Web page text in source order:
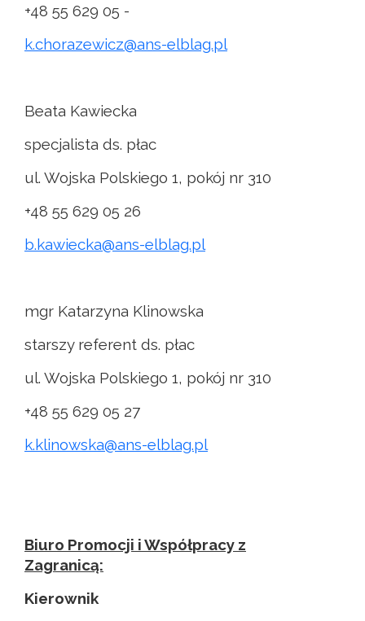
+48 55 629 05 -
k.chorazewicz@ans-elblag.pl
Beata Kawiecka
specjalista ds. płac
ul. Wojska Polskiego 1, pokój nr 310
+48 55 629 05 26
b.kawiecka@ans-elblag.pl
mgr Katarzyna Klinowska
starszy referent ds. płac
ul. Wojska Polskiego 1, pokój nr 310
+48 55 629 05 27
k.klinowska@ans-elblag.pl
Biuro Promocji i Współpracy z
Zagranicą:
Kierownik